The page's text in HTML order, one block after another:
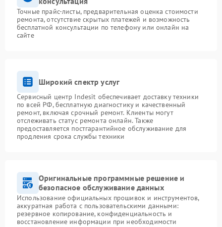
Точные прайс-листы, предварительная оценка стоимости
ремонта, отсутствие скрытых платежей и возможность
бесплатной консультации по телефону или онлайн на
сайте
Широкий спектр услуг
Сервисный центр Indesit обеспечивает доставку техники
по всей РФ, бесплатную диагностику и качественный
ремонт, включая срочный ремонт. Клиенты могут
отслеживать статус ремонта онлайн. Также
предоставляется постгарантийное обслуживание для
продления срока службы техники
Оригинальные программные решение и
безопасное обслуживание данных
Использование официальных прошивок и инструментов,
аккуратная работа с пользовательскими данными:
резервное копирование, конфиденциальность и
восстановление информации при необходимости